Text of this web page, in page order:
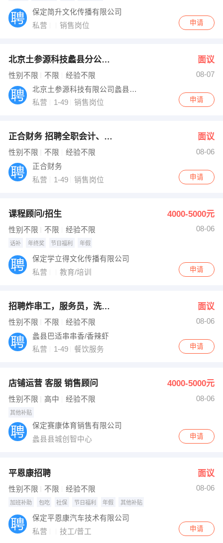
保定简升文化传播有限公司
私营
销售岗位 申请
北京土参源科技蠡县分公司招聘主播带货 面议
性别不限 不限 经验不限
08-07
北京土参源科技有限公司蠡县分公司
私营
1-49 销售岗位 申请
正合财务 招聘全职会计、销售顾问 面议
性别不限 不限 经验不限
08-06
正合财务
私营
1-49 销售岗位 申请
课程顾问/招生 4000-5000元
性别不限 不限 经验不限 08-06
话补 年终奖 节日福利 年假
保定学立得文化传播有限公司
私营
教育/培训 申请
招聘炸串工，服务员，洗碗工，小时工 面议
性别不限 不限 经验不限
08-06
蠡县巴适串串香/香辣虾
私营
1-49 餐饮服务 申请
店铺运营 客服 销售顾问 4000-5000元
性别不限 高中 经验不限 08-06
其他补贴
保定赛康体育销售有限公司
蠡县县城创智中心
申请
平恩康招聘 面议
性别不限 不限 经验不限 08-06
加班补助 包吃 社保 节日福利 年假 其他补贴
保定平恩康汽车技术有限公司
私营
技工/普工 申请